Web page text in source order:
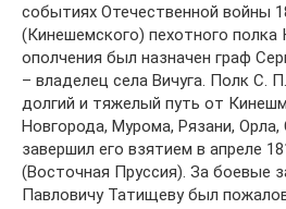
событиях Отечественной войны
(Кинешемского) пехотного полка
ополчения был назначен граф
– владелец села Вичуга. Полк С.
долгий и тяжелый путь от
Новгорода, Мурома, Рязани, Орла,
завершил его взятием в апреле
(Восточная Пруссия). За боевые
Павловичу Татищеву был